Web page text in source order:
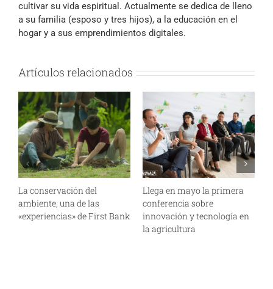
cultivar su vida espiritual. Actualmente se dedica de lleno
a su familia (esposo y tres hijos), a la educación en el
hogar y a sus emprendimientos digitales.
Artículos relacionados
La conservación del
ambiente, una de las
«experiencias» de First Bank
Llega en mayo la primera
conferencia sobre
innovación y tecnología en
la agricultura